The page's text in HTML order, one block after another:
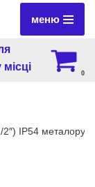
меню
0
IP54